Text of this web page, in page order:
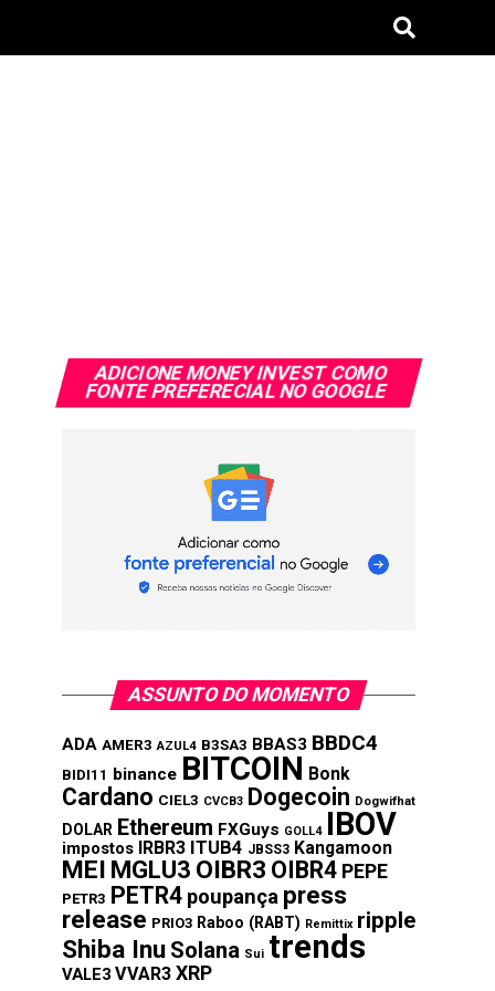
ADICIONE MONEY INVEST COMO
FONTE PREFERECIAL NO GOOGLE
ASSUNTO DO MOMENTO
ADA AMER3 AZUL4 B3SA3 BBAS3 BBDC4
BIDI11 binance BITCOIN Bonk
Cardano CIEL3 CVCB3 Dogecoin Dogwifhat
DOLAR Ethereum FXGuys GOLL4 IBOV
impostos IRBR3 ITUB4 JBSS3 Kangamoon
MEI MGLU3 OIBR3 OIBR4 PEPE
PETR3 PETR4 poupança press
release PRIO3 Raboo (RABT) Remittix ripple
Shiba Inu Solana Sui trends
VALE3 VVAR3 XRP